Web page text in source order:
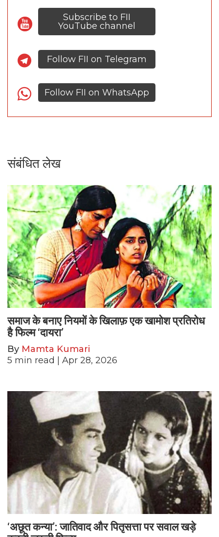
Subscribe to FII
YouTube channel
Follow FII on Telegram
Follow FII on WhatsApp
संबंधित लेख
समाज के बनाए नियमों के खिलाफ़ एक खामोश प्रतिरोध
है फिल्म ‘दायरा’
By Mamta Kumari
5 min read | Apr 28, 2026
‘अछूत कन्या’: जातिवाद और पितृसत्ता पर सवाल खड़े